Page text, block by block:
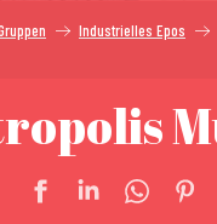
Industrielles Epos